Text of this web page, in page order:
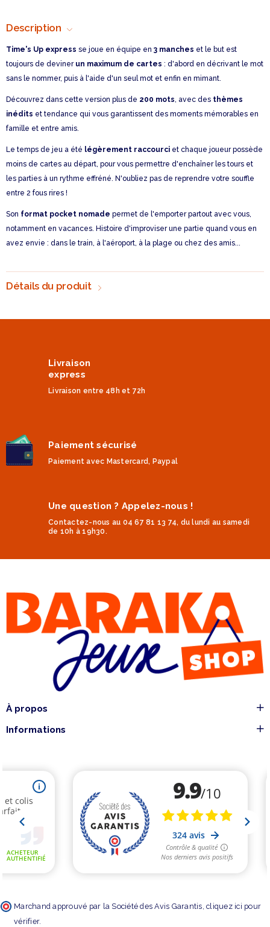
Description
Time's Up express se joue en équipe en 3 manches et le but est
toujours de deviner un maximum de cartes : d'abord en décrivant le mot
sans le nommer, puis à l'aide d'un seul mot et enfin en mimant.
Découvrez dans cette version plus de 200 mots, avec des thèmes
inédits et tendance qui vous garantissent des moments mémorables en
famille et entre amis.
Le temps de jeu a été légèrement raccourci et chaque joueur possède
moins de cartes au départ, pour vous permettre d'enchaîner les tours et
les parties à un rythme effréné. N'oubliez pas de reprendre votre souffle
entre 2 fous rires !
Son format pocket nomade permet de l'emporter partout avec vous,
notamment en vacances. Histoire d'improviser une partie quand vous en
avez envie : dans le train, à l'aéroport, à la plage ou chez des amis...
Détails du produit
Livraison
express
Livraison entre 48h et 72h
Paiement sécurisé
Paiement avec Mastercard, Paypal
Une question ? Appelez-nous !
Contactez-nous au 04 67 81 13 74, du lundi au samedi
de 10h à 19h30.
À propos
Informations
Marchand approuvé par la Société des Avis Garantis, cliquez ici pour
vérifier.